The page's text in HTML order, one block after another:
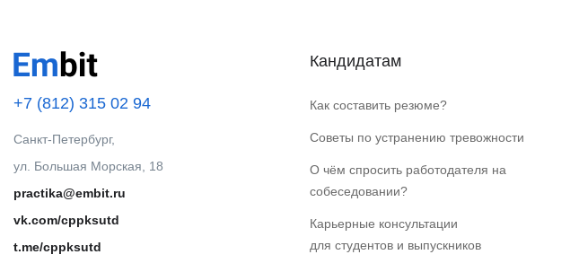
+7 (812) 315 02 94
Санкт-Петербург,
ул. Большая Морская, 18
practika@embit.ru
vk.com/cppksutd
t.me/cppksutd
Кандидатам
Как составить резюме?
Советы по устранению тревожности
О чём спросить работодателя на
собеседовании?
Карьерные консультации
для студентов и выпускников